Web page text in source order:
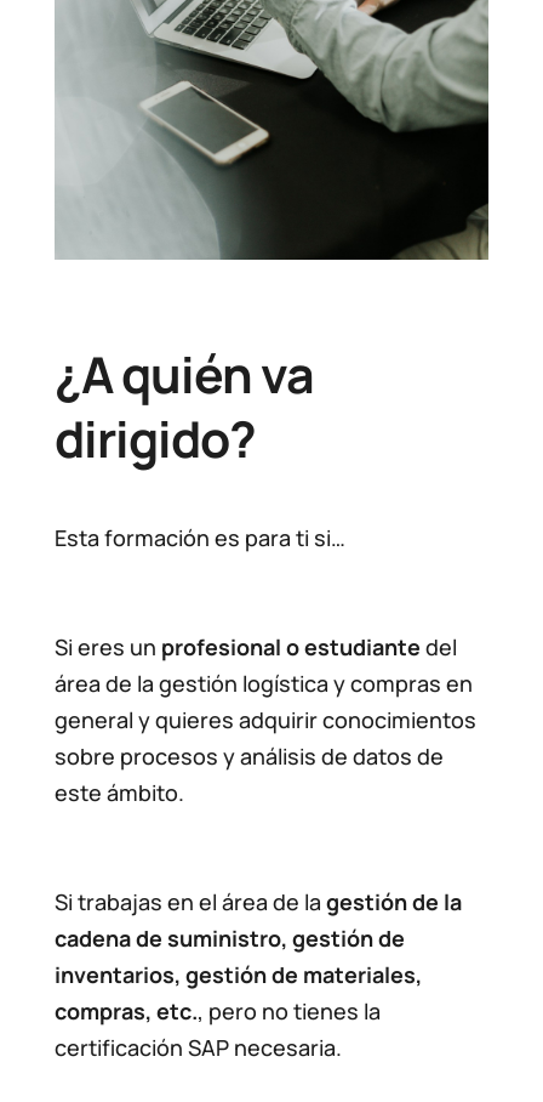
¿A quién va
dirigido?
Esta formación es para ti si…
Si eres un profesional o estudiante del
área de la gestión logística y compras en
general y quieres adquirir conocimientos
sobre procesos y análisis de datos de
este ámbito.
Si trabajas en el área de la gestión de la
cadena de suministro, gestión de
inventarios, gestión de materiales,
compras, etc., pero no tienes la
certificación SAP necesaria.